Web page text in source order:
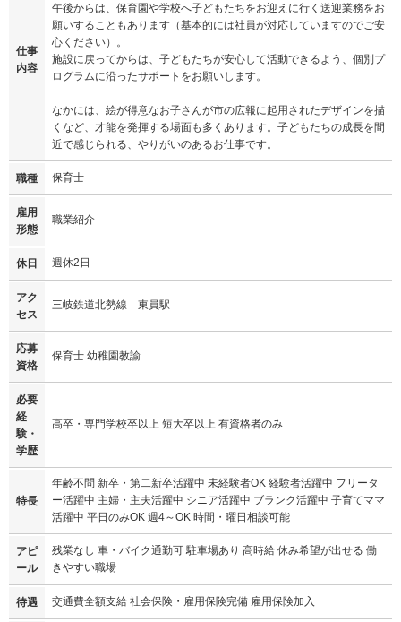
仕事
内容
午後からは、保育園や学校へ子どもたちをお迎えに行く送迎業務をお
願いすることもあります（基本的には社員が対応していますのでご安
心ください）。
施設に戻ってからは、子どもたちが安心して活動できるよう、個別プ
ログラムに沿ったサポートをお願いします。
なかには、絵が得意なお子さんが市の広報に起用されたデザインを描
くなど、才能を発揮する場面も多くあります。子どもたちの成長を間
近で感じられる、やりがいのあるお仕事です。
職種 保育士
雇用
形態
職業紹介
休日 週休2日
アク
セス
三岐鉄道北勢線 東員駅
応募
資格
保育士 幼稚園教諭
必要
経
験・
学歴
高卒・専門学校卒以上 短大卒以上 有資格者のみ
特長
年齢不問 新卒・第二新卒活躍中 未経験者OK 経験者活躍中 フリータ
ー活躍中 主婦・主夫活躍中 シニア活躍中 ブランク活躍中 子育てママ
活躍中 平日のみOK 週4～OK 時間・曜日相談可能
アピ
ール
残業なし 車・バイク通勤可 駐車場あり 高時給 休み希望が出せる 働
きやすい職場
待遇 交通費全額支給 社会保険・雇用保険完備 雇用保険加入